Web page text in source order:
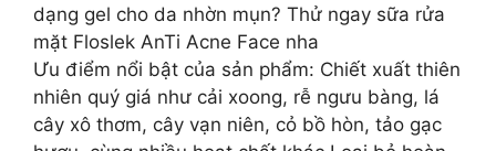
dạng gel cho da nhờn mụn? Thử ngay sữa rửa
mặt Floslek AnTi Acne Face nha
Ưu điểm nổi bật của sản phẩm: Chiết xuất thiên
nhiên quý giá như cải xoong, rễ ngưu bàng, lá
cây xô thơm, cây vạn niên, cỏ bồ hòn, tảo gạc